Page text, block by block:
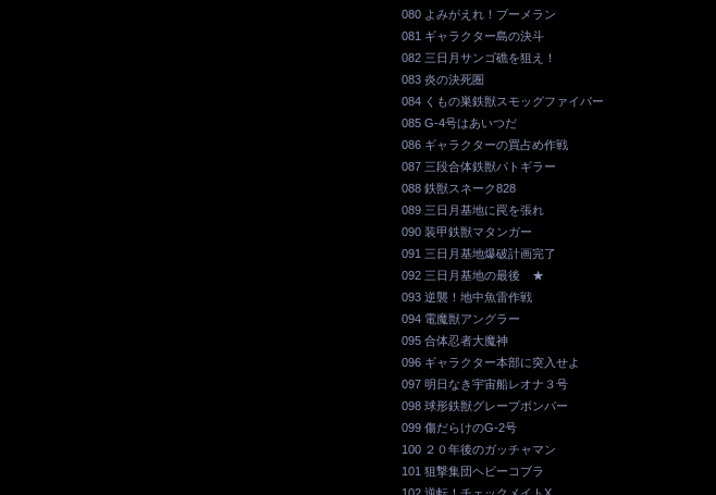
080 よみがえれ！ブーメラン
081 ギャラクター島の決斗
082 三日月サンゴ礁を狙え！
083 炎の決死圏
084 くもの巣鉄獣スモッグファイバー
085 G-4号はあいつだ
086 ギャラクターの買占め作戦
087 三段合体鉄獣パトギラー
088 鉄獣スネーク828
089 三日月基地に罠を張れ
090 装甲鉄獣マタンガー
091 三日月基地爆破計画完了
092 三日月基地の最後 ★
093 逆襲！地中魚雷作戦
094 電魔獣アングラー
095 合体忍者大魔神
096 ギャラクター本部に突入せよ
097 明日なき宇宙船レオナ３号
098 球形鉄獣グレープボンバー
099 傷だらけのG-2号
100 ２０年後のガッチャマン
101 狙撃集団ヘビーコブラ